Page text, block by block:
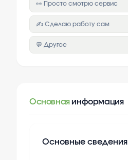
👀 Просто смотрю сервис
✍️ Сделаю работу сам
💬 Другое
Основная информация
Основные сведения